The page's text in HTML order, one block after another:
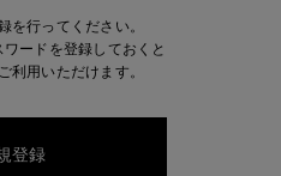
を行ってください。
ードを登録しておくと
利用いただけます。